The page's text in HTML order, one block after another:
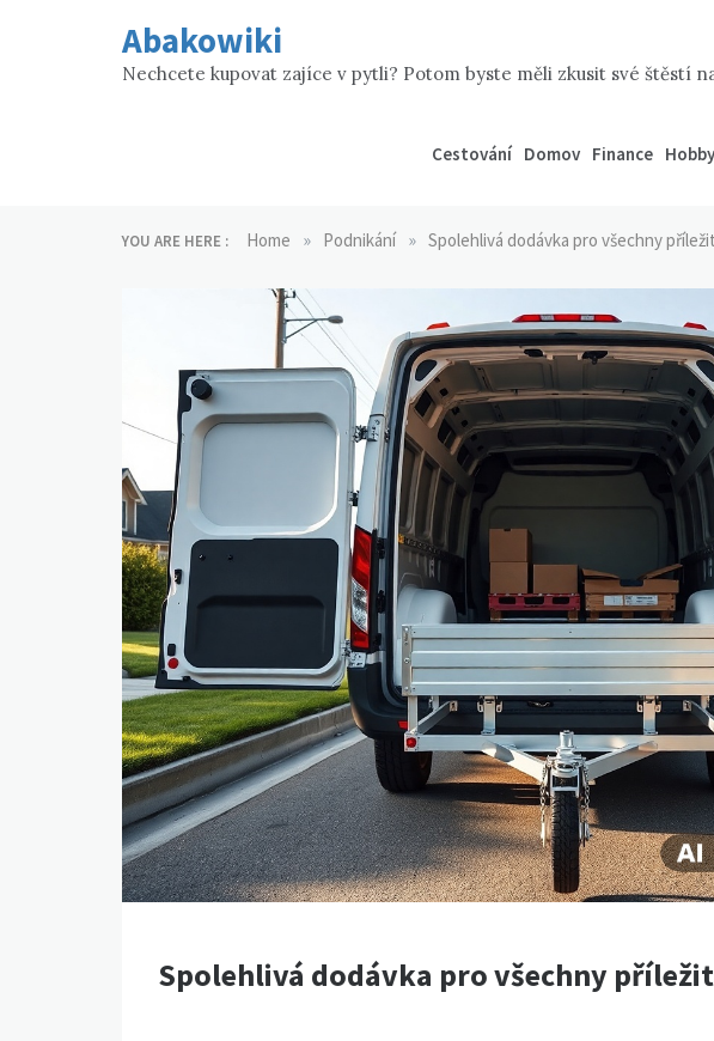
Abakowiki
Nechcete kupovat zajíce v pytli? Potom byste měli zkusit své štěstí
Cestování Domov Finance Hobby
YOU ARE HERE : Home » Podnikání » Spolehlivá dodávka pro všechny
Spolehlivá dodávka pro všechny